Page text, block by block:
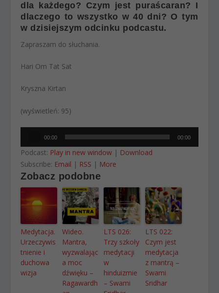
dla każdego? Czym jest puraścaran? I
dlaczego to wszystko w 40 dni? O tym
w dzisiejszym odcinku podcastu.
Zapraszam do słuchania.
Hari Om Tat Sat
Kryszna Kirtan
(wyświetleń: 95)
dźwiękowych
00:00 00:00
Podcast: Play in new window | Download
Subscribe: Email | RSS | More
Zobacz podobne
Medytacja.
Urzeczywis
tnienie i
duchowa
wizja
Wideo.
Mantra,
wyzwalając
a moc
dźwięku –
Ragawardh
LTS 026:
Trzy szkoły
medytacji
w
hinduizmie
– Swami
LTS 022:
Czym jest
medytacja
z mantrą –
Swami
Sridhar